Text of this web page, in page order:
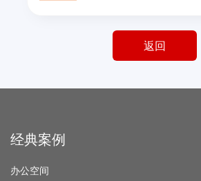
返回
经典案例
办公空间